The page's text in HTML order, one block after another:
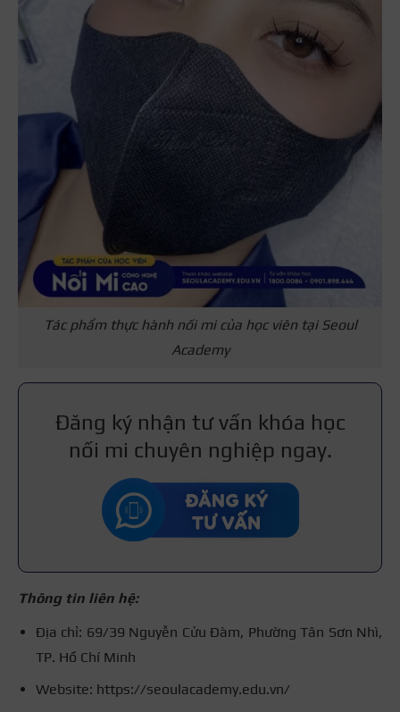
Tác phẩm thực hành nối mi của học viên tại Seoul
Academy
Đăng ký nhận tư vấn khóa học
nối mi chuyên nghiệp ngay.
Thông tin liên hệ:
Địa chỉ: 69/39 Nguyễn Cửu Đàm, Phường Tân Sơn Nhì,
TP. Hồ Chí Minh
Website: https://seoulacademy.edu.vn/